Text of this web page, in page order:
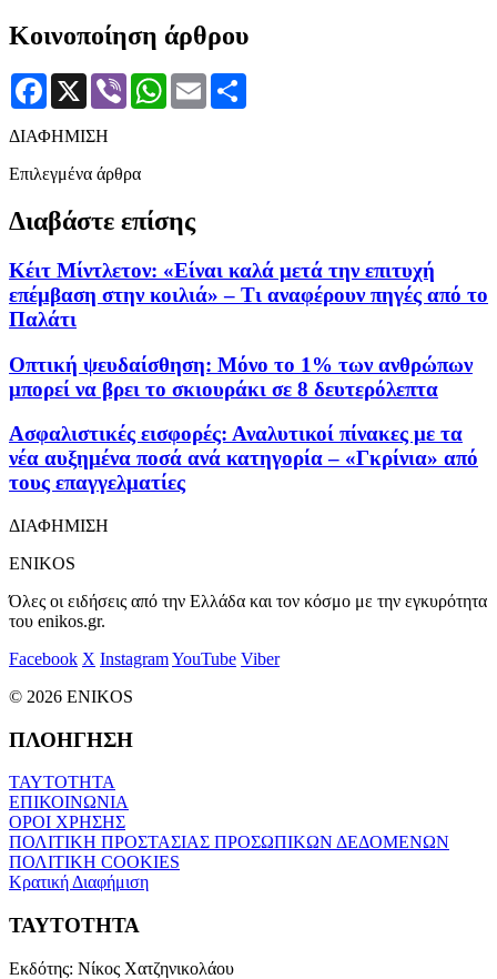
Κοινοποίηση άρθρου
Facebook
X Viber WhatsApp
Email
ΔΙΑΦΗΜΙΣΗ
Επιλεγμένα άρθρα
Διαβάστε επίσης
Κέιτ Μίντλετον: «Είναι καλά μετά την επιτυχή
επέμβαση στην κοιλιά» – Τι αναφέρουν πηγές από το
Παλάτι
Οπτική ψευδαίσθηση: Μόνο το 1% των ανθρώπων
μπορεί να βρει το σκιουράκι σε 8 δευτερόλεπτα
Ασφαλιστικές εισφορές: Αναλυτικοί πίνακες με τα
νέα αυξημένα ποσά ανά κατηγορία – «Γκρίνια» από
τους επαγγελματίες
ΔΙΑΦΗΜΙΣΗ
ENIKOS
Όλες οι ειδήσεις από την Ελλάδα και τον κόσμο με την εγκυρότητα
του enikos.gr.
Facebook X InstagramYouTube Viber
© 2026 ENIKOS
ΠΛΟΗΓΗΣΗ
ΤΑΥΤΟΤΗΤΑ
ΕΠΙΚΟΙΝΩΝΙΑ
ΟΡΟΙ ΧΡΗΣΗΣ
ΠΟΛΙΤΙΚΗ ΠΡΟΣΤΑΣΙΑΣ ΠΡΟΣΩΠΙΚΩΝ ΔΕΔΟΜΕΝΩΝ
ΠΟΛΙΤΙΚΗ COOKIES
Κρατική Διαφήμιση
ΤΑΥΤΟΤΗΤΑ
Εκδότης: Νίκος Χατζηνικολάου